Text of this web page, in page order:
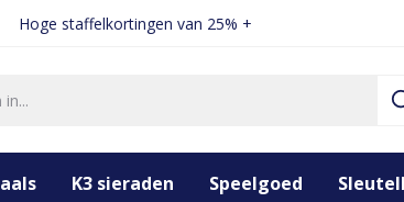
Hoge staffelkortingen van 25% +
K3 sieraden Speelgoed